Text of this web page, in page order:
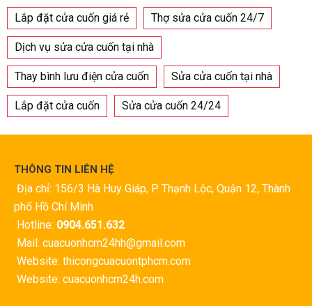
Lắp đặt cửa cuốn giá rẻ Thợ sửa cửa cuốn 24/7
Dịch vụ sửa cửa cuốn tại nhà
Thay bình lưu điện cửa cuốn Sửa cửa cuốn tại nhà
Lắp đặt cửa cuốn Sửa cửa cuốn 24/24
THÔNG TIN LIÊN HỆ
Địa chỉ: 156/3 Hà Huy Giáp, P. Thạnh Lộc, Quận 12, Thành
phố Hồ Chí Minh
Hotline: 0904.651.632
Mail: cuacuonhcm24hh@gmail.com
Website: thicongcuacuontphcm.com
Website: cuacuonhcm24h.com